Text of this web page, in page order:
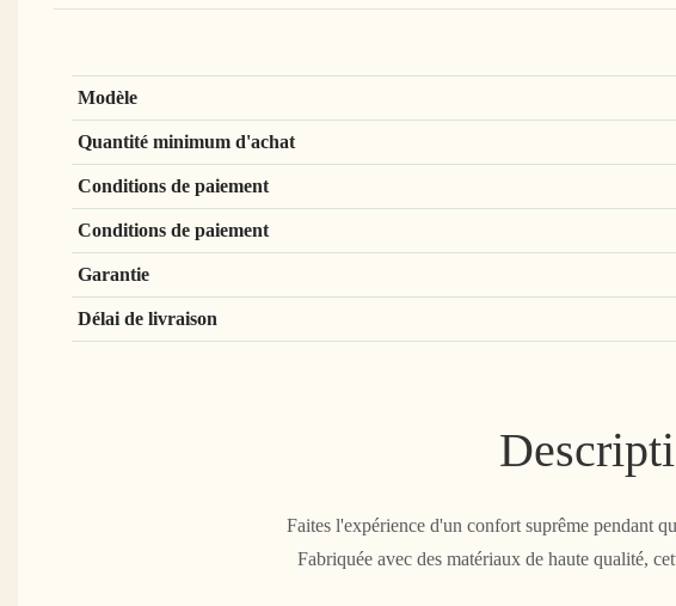
Modèle
Quantité minimum d'achat
Conditions de paiement
Conditions de paiement
Garantie
Délai de livraison
Faites l'expérience d'un confort suprême pendant
Fabriquée avec des matériaux de haute qualité,